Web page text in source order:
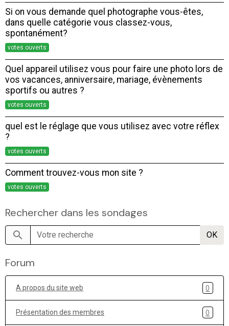
Si on vous demande quel photographe vous-êtes,
dans quelle catégorie vous classez-vous,
spontanément?
votes ouverts
Quel appareil utilisez vous pour faire une photo lors de
vos vacances, anniversaire, mariage, évènements
sportifs ou autres ?
votes ouverts
quel est le réglage que vous utilisez avec votre réflex
?
votes ouverts
Comment trouvez-vous mon site ?
votes ouverts
Rechercher dans les sondages
OK
Forum
A propos du site web 0
Présentation des membres 0